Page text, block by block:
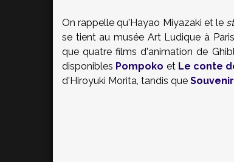
On rappelle qu'Hayao Miyazaki et le
se tient au musée Art Ludique à
que quatre films d'animation de
disponibles Pompoko et Le conte
d'Hiroyuki Morita, tandis que